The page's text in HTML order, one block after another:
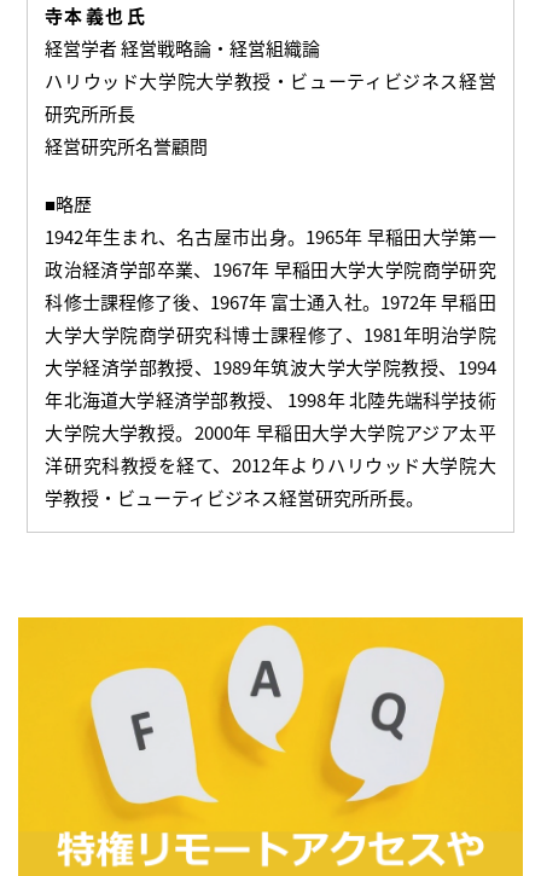
寺本 義也 氏
経営学者 経営戦略論・経営組織論
ハリウッド大学院大学教授・ビューティビジネス経営
研究所所長
経営研究所名誉顧問
■略歴
1942年生まれ、名古屋市出身。1965年 早稲田大学第一
政治経済学部卒業、1967年 早稲田大学大学院商学研究
科修士課程修了後、1967年 富士通入社。1972年 早稲田
大学大学院商学研究科博士課程修了、1981年明治学院
大学経済学部教授、1989年筑波大学大学院教授、1994
年北海道大学経済学部教授、 1998年 北陸先端科学技術
大学院大学教授。2000年 早稲田大学大学院アジア太平
洋研究科教授を経て、2012年よりハリウッド大学院大
学教授・ビューティビジネス経営研究所所長。